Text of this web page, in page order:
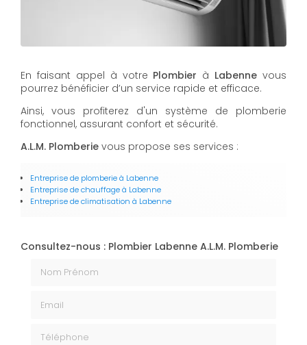
En faisant appel à votre Plombier à Labenne vous
pourrez bénéficier d’un service rapide et efficace.
Ainsi, vous profiterez d'un système de plomberie
fonctionnel, assurant confort et sécurité.
A.L.M. Plomberie vous propose ses services :
Entreprise de plomberieà Labenne
Entreprise de chauffageà Labenne
Entreprise de climatisation à Labenne
Consultez-nous : Plombier Labenne A.L.M. Plomberie